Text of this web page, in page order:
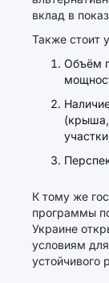
вклад в
Также стоит
Объём
К тому же
программы
Украине
условиям
устойчивого